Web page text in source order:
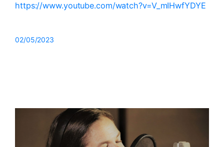
https://www.youtube.com/watch?v=V_mIHwfYDYE
02/05/2023